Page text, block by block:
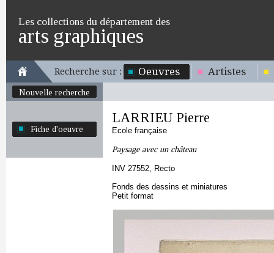
Les collections du département des
arts graphiques
Recherche sur : Oeuvres Artistes
Nouvelle recherche
Fiche d'oeuvre
LARRIEU Pierre
Ecole française
Paysage avec un château
INV 27552, Recto
Fonds des dessins et miniatures
Petit format